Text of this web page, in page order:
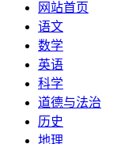
网站首页
语文
数学
英语
科学
道德与法治
历史
地理